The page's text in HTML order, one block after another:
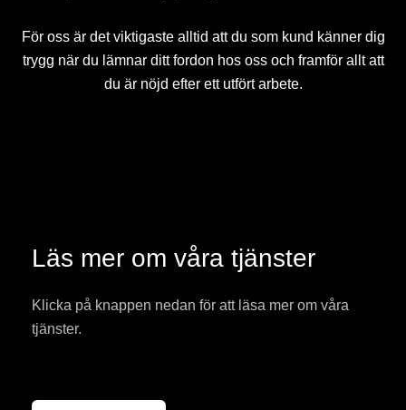
För oss är det viktigaste alltid att du som kund känner dig
trygg när du lämnar ditt fordon hos oss och framför allt att
du är nöjd efter ett utfört arbete.
Läs mer om våra tjänster
Klicka på knappen nedan för att läsa mer om våra
tjänster.